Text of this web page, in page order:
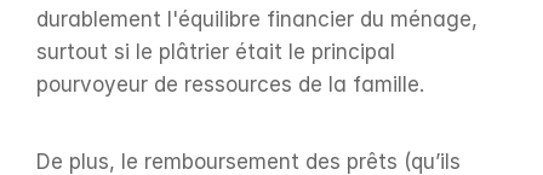
durablement l'équilibre financier du ménage,
surtout si le plâtrier était le principal
pourvoyeur de ressources de la famille.
De plus, le remboursement des prêts (qu’ils